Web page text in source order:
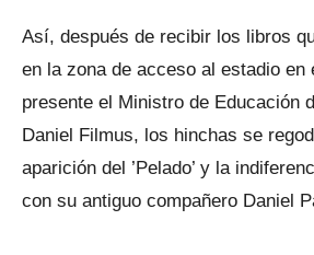
Así, después de recibir los libros
en la zona de acceso al estadio en
presente el Ministro de Educación
Daniel Filmus, los hinchas se
aparición del ’Pelado’ y la
con su antiguo compañero Daniel